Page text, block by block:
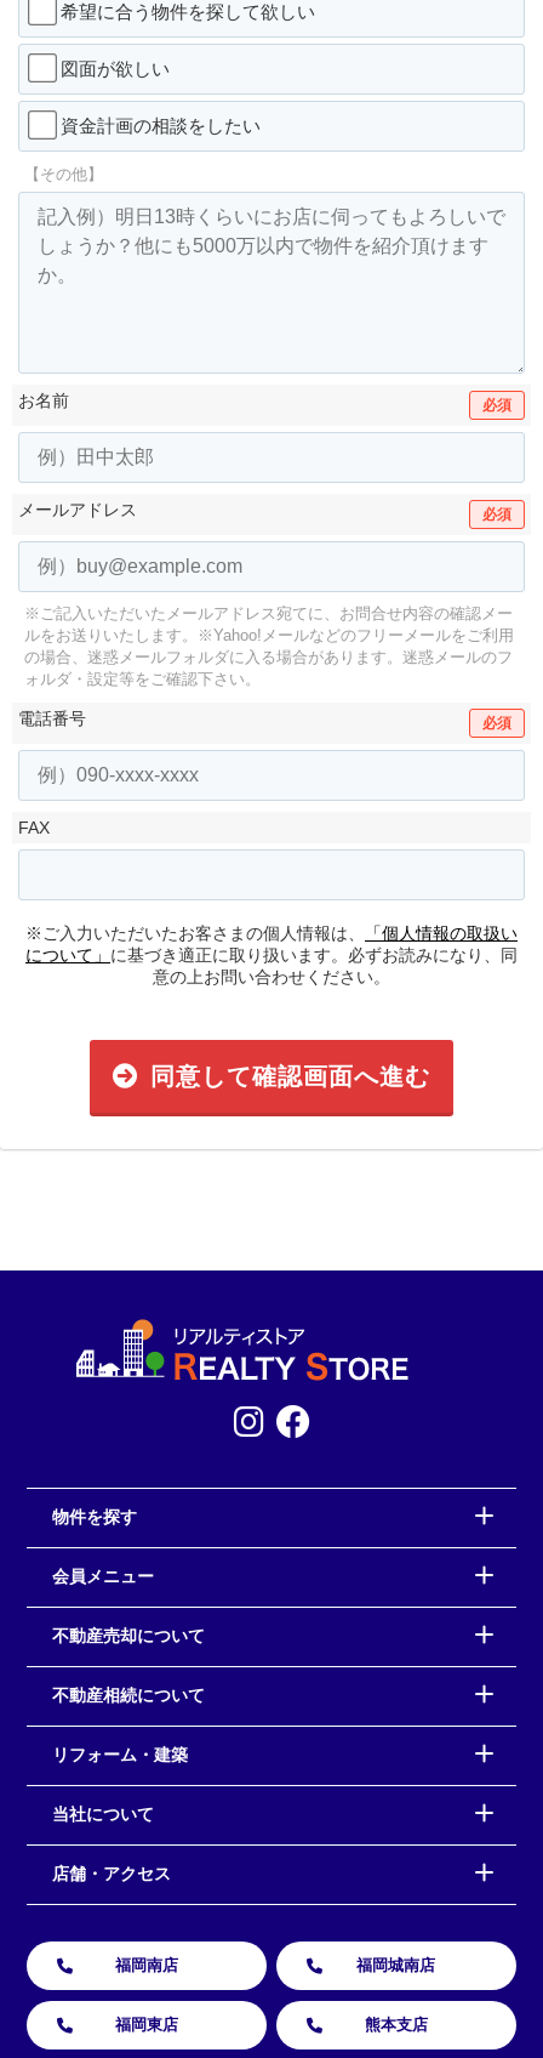
希望に合う物件を探して欲しい
図面が欲しい
資金計画の相談をしたい
【その他】
お名前 必須
メールアドレス 必須
※ご記入いただいたメールアドレス宛てに、お問合せ内容の確認メー
ルをお送りいたします。
※Yahoo!メールなどのフリーメールをご利用
の場合、迷惑メールフォルダに入る場合があります。 迷惑メールのフ
ォルダ・設定等をご確認下さい。
電話番号 必須
FAX
※ご入力いただいたお客さまの個人情報は、
「個人情報の取扱い
について」 に基づき適正に取り扱います。必ずお読みになり、同
意の上お問い合わせください。
同意して確認画面へ進む
物件を探す
会員メニュー
不動産売却について
不動産相続について
リフォーム・建築
当社について
店舗・アクセス
福岡南店 福岡城南店
福岡東店 熊本支店